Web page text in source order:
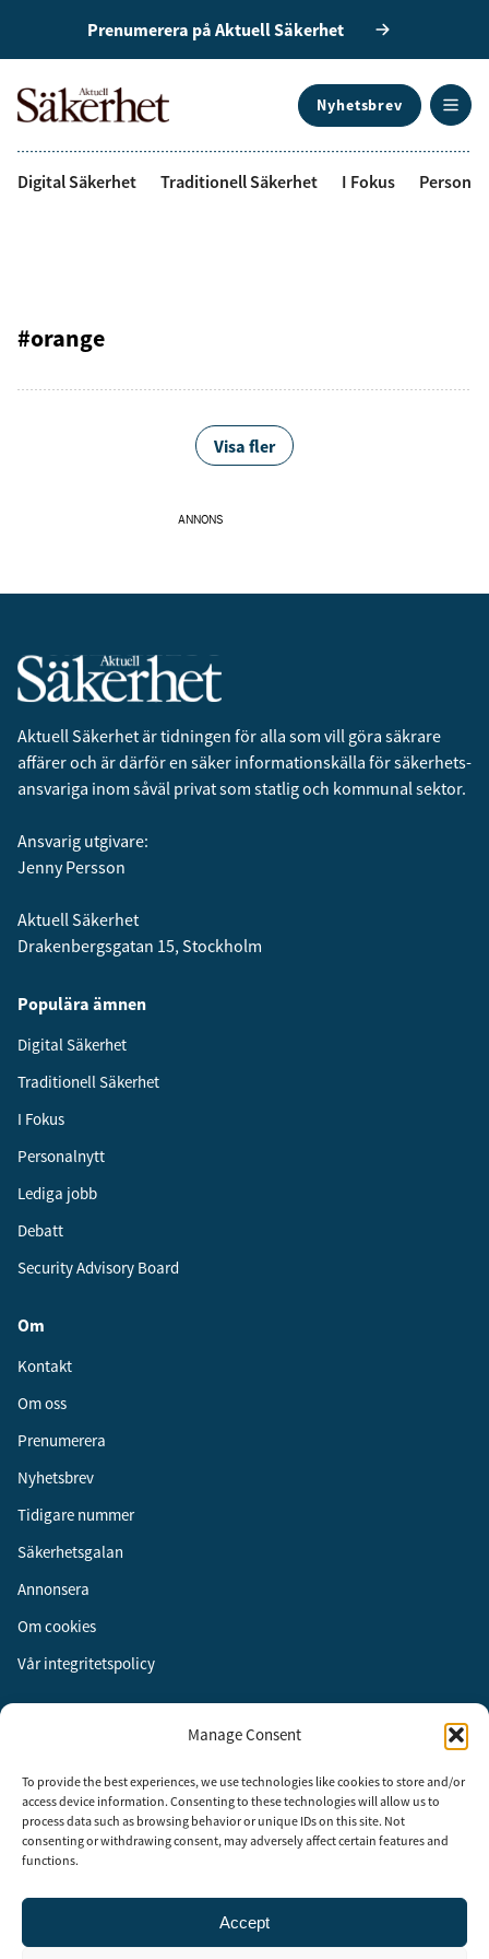
Manage Consent
To provide the best experiences, we use technologies like cookies to store and/or
access device information. Consenting to these technologies will allow us to
process data such as browsing behavior or unique IDs on this site. Not
consenting or withdrawing consent, may adversely affect certain features and
functions.
Accept
Prenumerera på Aktuell Säkerhet
Nyhetsbrev
Digital Säkerhet Traditionell Säkerhet I Fokus
#orange
Visa fler
ANNONS
Aktuell Säkerhet är tidningen för alla som vill göra säkrare
affärer och är därför en säker informationskälla för säkerhets­
ansvariga inom såväl privat som statlig och kommunal sektor.
Ansvarig utgivare:
Jenny Persson
Aktuell Säkerhet
Drakenbergsgatan 15, Stockholm
Populära ämnen
Digital Säkerhet
Traditionell Säkerhet
I Fokus
Personalnytt
Lediga jobb
Debatt
Security Advisory Board
Om
Kontakt
Om oss
Prenumerera
Nyhetsbrev
Tidigare nummer
Säkerhetsgalan
Annonsera
Om cookies
Vår integritetspolicy
Instagram
LinkedIn